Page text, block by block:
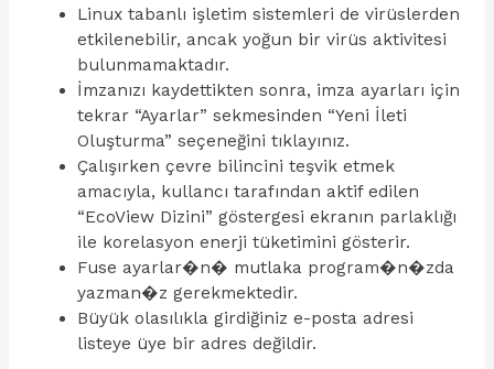
Linux tabanlı işletim sistemleri de virüslerden
etkilenebilir, ancak yoğun bir virüs aktivitesi
bulunmamaktadır.
İmzanızı kaydettikten sonra, imza ayarları için
tekrar “Ayarlar” sekmesinden “Yeni İleti
Oluşturma” seçeneğini tıklayınız.
Çalışırken çevre bilincini teşvik etmek
amacıyla, kullancı tarafından aktif edilen
“EcoView Dizini” göstergesi ekranın parlaklığı
ile korelasyon enerji tüketimini gösterir.
Fuse ayarlar�n� mutlaka program�n�zda
yazman�z gerekmektedir.
Büyük olasılıkla girdiğiniz e-posta adresi
listeye üye bir adres değildir.